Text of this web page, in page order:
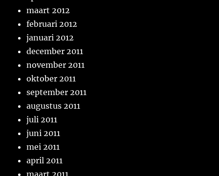
maart 2012
februari 2012
januari 2012
december 2011
november 2011
oktober 2011
september 2011
augustus 2011
juli 2011
juni 2011
mei 2011
april 2011